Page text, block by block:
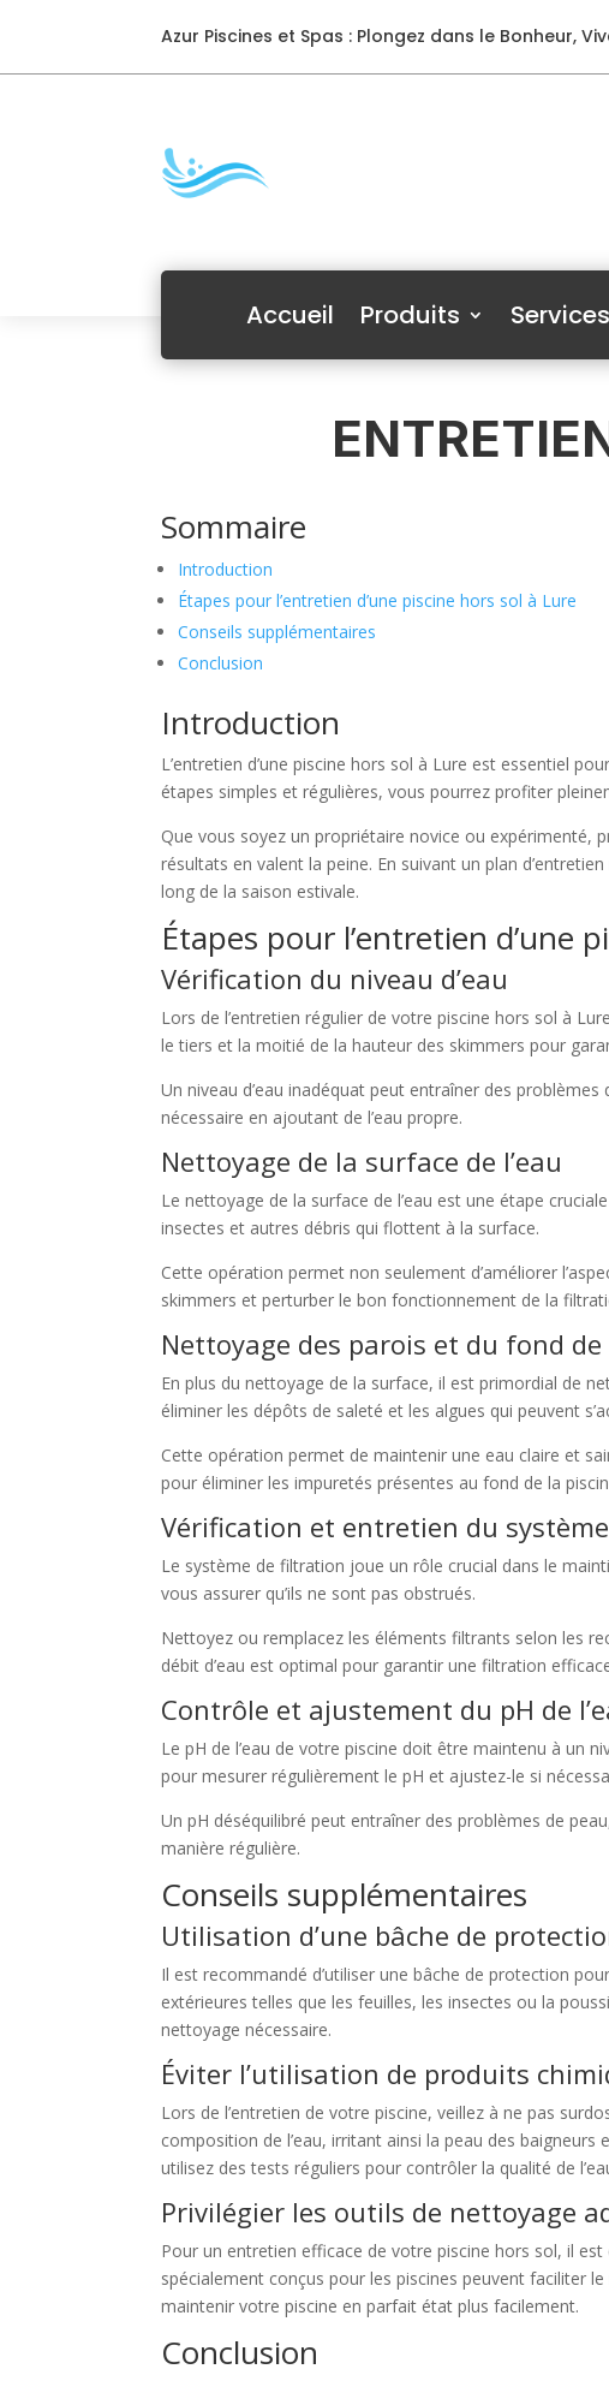
Azur Piscines et Spas : Plongez dans le Bonheur,
Accueil Produits Services
Sommaire
Introduction
Étapes pour l’entretien d’une piscine hors sol à Lure
Conseils supplémentaires
Conclusion
Introduction
L’entretien d’une piscine hors sol à Lure est essentiel
étapes simples et régulières, vous pourrez profiter
Que vous soyez un propriétaire novice ou expérimenté,
résultats en valent la peine. En suivant un plan
long de la saison estivale.
Étapes pour l’entretien d’une
Vérification du niveau d’eau
Lors de l’entretien régulier de votre piscine hors sol à
le tiers et la moitié de la hauteur des skimmers pour
Un niveau d’eau inadéquat peut entraîner des
nécessaire en ajoutant de l’eau propre.
Nettoyage de la surface de l’eau
Le nettoyage de la surface de l’eau est une étape
insectes et autres débris qui flottent à la surface.
Cette opération permet non seulement d’améliorer
skimmers et perturber le bon fonctionnement de la
Nettoyage des parois et du fond de
En plus du nettoyage de la surface, il est primordial de
éliminer les dépôts de saleté et les algues qui peuvent
Cette opération permet de maintenir une eau claire et
pour éliminer les impuretés présentes au fond de la
Vérification et entretien du
Le système de filtration joue un rôle crucial dans le
vous assurer qu’ils ne sont pas obstrués.
Nettoyez ou remplacez les éléments filtrants selon les
débit d’eau est optimal pour garantir une filtration
Contrôle et ajustement du pH de
Le pH de l’eau de votre piscine doit être maintenu à un
pour mesurer régulièrement le pH et ajustez-le si
Un pH déséquilibré peut entraîner des problèmes de
manière régulière.
Conseils supplémentaires
Utilisation d’une bâche de
Il est recommandé d’utiliser une bâche de protection
extérieures telles que les feuilles, les insectes ou la
nettoyage nécessaire.
Éviter l’utilisation de produits
Lors de l’entretien de votre piscine, veillez à ne pas
composition de l’eau, irritant ainsi la peau des
utilisez des tests réguliers pour contrôler la qualité de
Privilégier les outils de nettoyage
Pour un entretien efficace de votre piscine hors sol, il
spécialement conçus pour les piscines peuvent faciliter
maintenir votre piscine en parfait état plus facilement.
Conclusion